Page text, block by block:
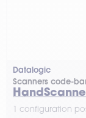
Datalogic
Scanners code-
1 configuration